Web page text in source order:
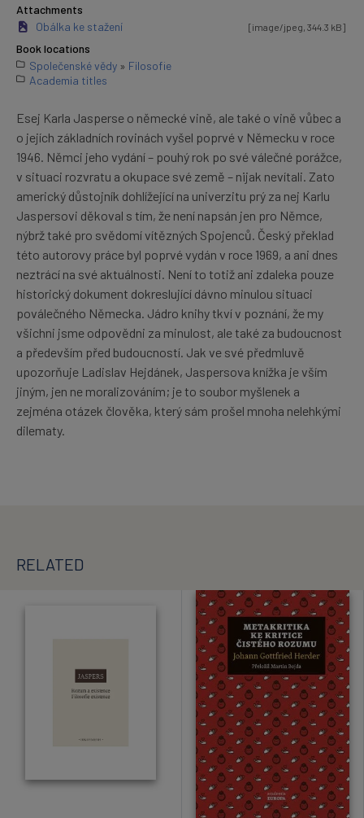
Attachments
Obálka ke stažení
[image/jpeg, 344.3 kB]
Book locations
Společenské vědy » Filosofie
Academia titles
Esej Karla Jasperse o německé vině, ale také o vině vůbec a
o jejích základních rovinách vyšel poprvé v Německu v roce
1946. Němci jeho vydání – pouhý rok po své válečné porážce,
v situaci rozvratu a okupace své země – nijak nevítali. Zato
americký důstojník dohlížející na univerzitu prý za nej Karlu
Jaspersovi děkoval s tím, že není napsán jen pro Němce,
nýbrž také pro svědomí vítězných Spojenců. Český překlad
této autorovy práce byl poprvé vydán v roce 1969, a ani dnes
neztrácí na své aktuálnosti. Není to totiž ani zdaleka pouze
historický dokument dokreslující dávno minulou situaci
poválečného Německa. Jádro knihy tkví v poznání, že my
všichni jsme odpovědni za minulost, ale také za budoucnost
a především před budoucností. Jak ve své předmluvě
upozorňuje Ladislav Hejdánek, Jaspersova knížka je vším
jiným, jen ne moralizováním; je to soubor myšlenek a
zejména otázek člověka, který sám prošel mnoha nelehkými
dilematy.
RELATED